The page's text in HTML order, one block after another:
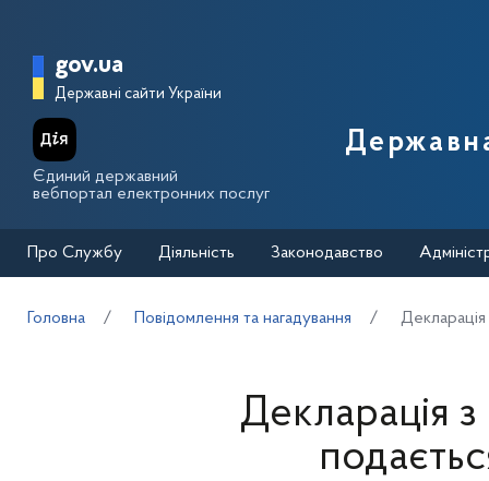
Головна сторінка Державної
gov.ua
Державні сайти України
Єдиний державний
вебпортал електронних послуг
Про Службу Діяльність Законодавство
Головна Повідомлення та нагадування
Декларація